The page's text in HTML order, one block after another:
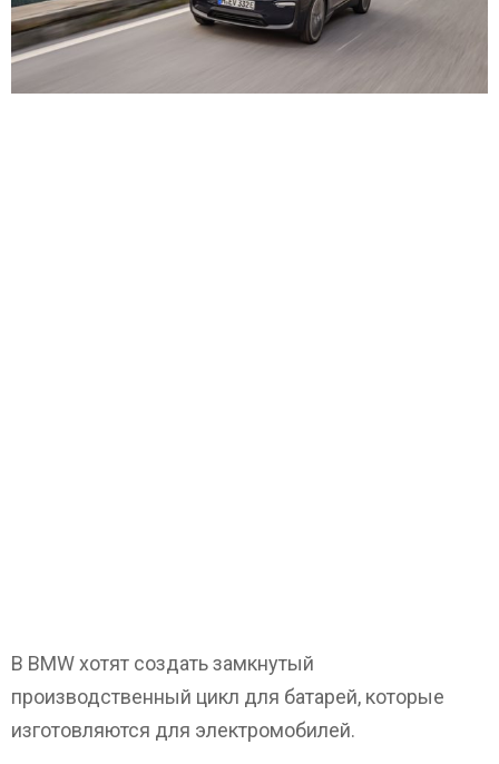
В BMW хотят создать замкнутый
производственный цикл для батарей, которые
изготовляются для электромобилей.